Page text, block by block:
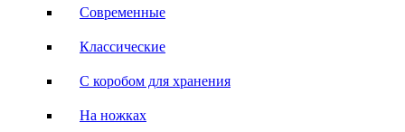
Современные
Классические
С коробом для хранения
На ножках